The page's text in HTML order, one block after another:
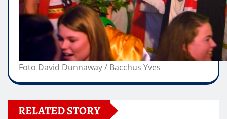
Foto David Dunnaway / Bacchus Yves
RELATED STORY